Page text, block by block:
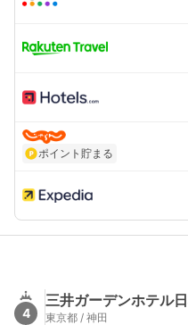
ポイント貯まる
4
三井ガーデンホテル
東京都 / 神田